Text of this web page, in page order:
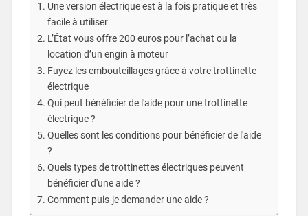
Une version électrique est à la fois pratique et très
facile à utiliser
L’État vous offre 200 euros pour l’achat ou la
location d’un engin à moteur
Fuyez les embouteillages grâce à votre trottinette
électrique
Qui peut bénéficier de l'aide pour une trottinette
électrique ?
Quelles sont les conditions pour bénéficier de l'aide
?
Quels types de trottinettes électriques peuvent
bénéficier d'une aide ?
Comment puis-je demander une aide ?